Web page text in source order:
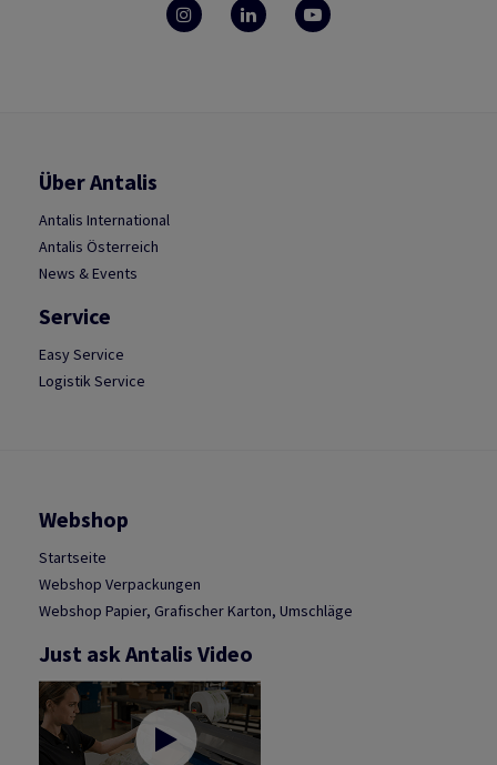
Über Antalis
Antalis International
Antalis Österreich
News & Events
Service
Easy Service
Logistik Service
Webshop
Startseite
Webshop Verpackungen
Webshop Papier, Grafischer Karton, Umschläge
Just ask Antalis Video